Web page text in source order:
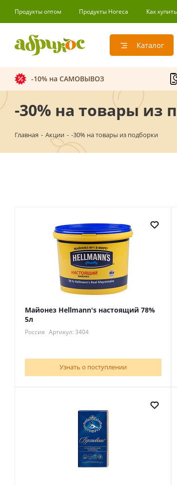
Продукты оптом Продукты Horeca Как купить
Каталог
-10% на САМОВЫВОЗ
-30% на товары из
Главная - Акции - -30% на товары из подборки
Майонез Hellmann's настоящий 78%
5л
Россия Артикул: 3404
Узнать о поступлении